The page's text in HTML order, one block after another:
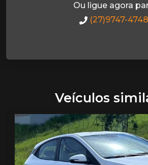
Ou ligue agora
(27)9747-4748
Veículos